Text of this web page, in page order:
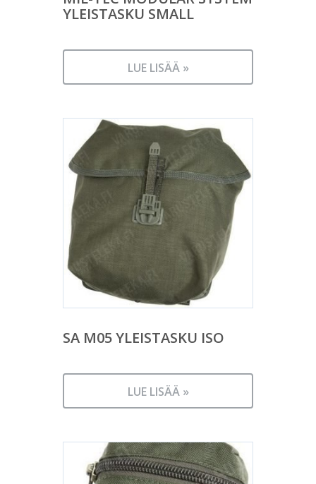
YLEISTASKU SMALL
LUE LISÄÄ »
SA M05 YLEISTASKU ISO
LUE LISÄÄ »